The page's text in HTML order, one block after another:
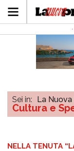
Sei in: La
Cultura e
NELLA TENUTA